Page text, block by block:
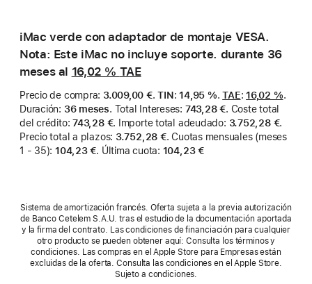
iMac verde con adaptador de montaje VESA.
Nota: Este iMac no incluye soporte. durante 36
meses al 16,02 % TAE
Precio de compra: 3.009,00 €.TIN: 14,95 %.TAE: 16,02 %.
Duración: 36 meses. Total Intereses: 743,28 €. Coste total
del crédito: 743,28 €. Importe total adeudado: 3.752,28 €.
Precio total a plazos: 3.752,28 €.Cuotas mensuales (meses
1 - 35): 104,23 €. Última cuota: 104,23 €
Sistema de amortización francés. Oferta sujeta a la previa autorización
de Banco Cetelem S.A.U. tras el estudio de la documentación aportada
y la firma del contrato. Las condiciones de financiación para cualquier
otro producto se pueden obtener aquí: Consulta los términos y
condiciones. Las compras en el Apple Store para Empresas están
excluidas de la oferta. Consulta las condiciones en el Apple Store.
Sujeto a condiciones.